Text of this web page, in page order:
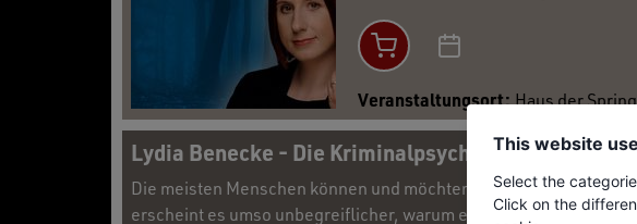
Veranstaltungsort: Haus der
Lydia Benecke - Die Kriminalpsychologie des
Die meisten Menschen können und möchten sich nicht
erscheint es umso unbegreiflicher, warum eine kleine Gruppe
This website
Select the
Click on the